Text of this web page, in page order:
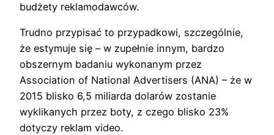
budżety reklamodawców.
Trudno przypisać to przypadkowi, szczególnie,
że estymuje się – w zupełnie innym, bardzo
obszernym badaniu wykonanym przez
Association of National Advertisers (ANA) – że w
2015 blisko 6,5 miliarda dolarów zostanie
wyklikanych przez boty, z czego blisko 23%
dotyczy reklam video.